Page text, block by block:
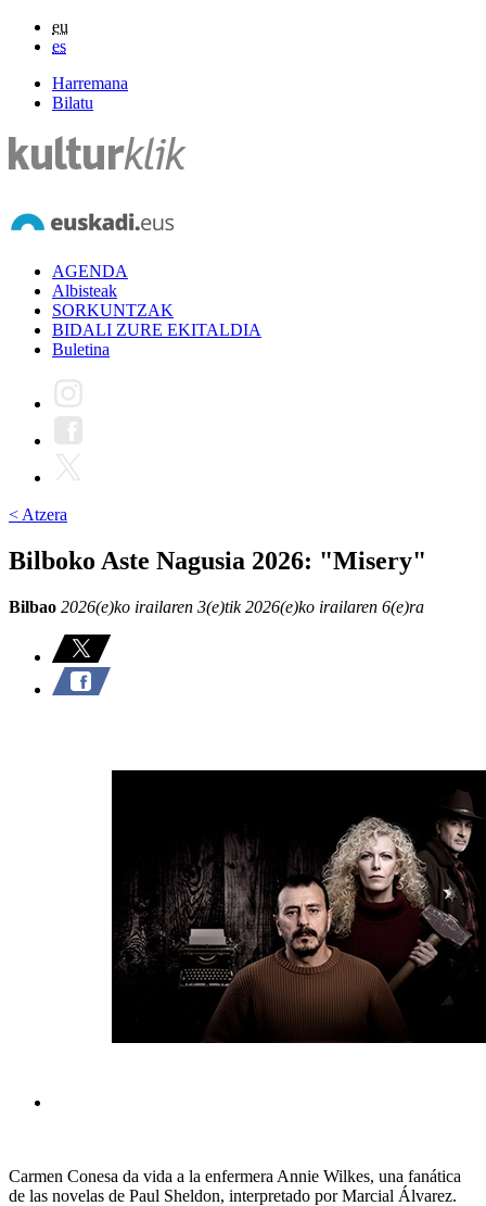
eu
es
Harremana
Bilatu
AGENDA
Albisteak
SORKUNTZAK
BIDALI ZURE EKITALDIA
Buletina
< Atzera
Bilboko Aste Nagusia 2026: "Misery"
Bilbao 2026(e)ko irailaren 3(e)tik 2026(e)ko irailaren 6(e)ra
Carmen Conesa da vida a la enfermera Annie Wilkes, una fanática
de las novelas de Paul Sheldon, interpretado por Marcial Álvarez.